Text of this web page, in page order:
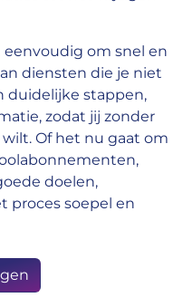
om snel en
diensten die je niet
duidelijke stappen,
zodat jij zonder
Of het nu gaat om
doelen,
proces soepel en